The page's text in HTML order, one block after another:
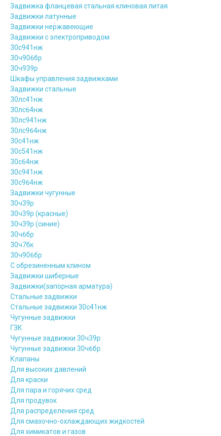
Задвижка фланцевая стальная клиновая литая
Задвижки латунные
Задвижки нержавеющие
Задвижки с электроприводом
30с941нж
30ч906бр
30ч939р
Шкафы управления задвижками
Задвижки стальные
30лс41нж
30лс64нж
30лс941нж
30лс964нж
30с41нж
30с541нж
30с64нж
30с941нж
30с964нж
Задвижки чугунные
30ч39р
30ч39р (красные)
30ч39р (синие)
30ч6бр
30ч7бк
30ч906бр
С обрезиненным клином
Задвижки шиберные
Задвижки(запорная арматура)
Стальные задвижки
Стальные задвижки 30с41нж
Чугунные задвижки
ГЗК
Чугунные задвижки 30ч39р
Чугунные задвижки 30ч6бр
Клапаны
Для высоких давлений
Для краски
Для пара и горячих сред
Для продувок
Для распределения сред
Для смазочно-охлаждающих жидкостей
Для химикатов и газов